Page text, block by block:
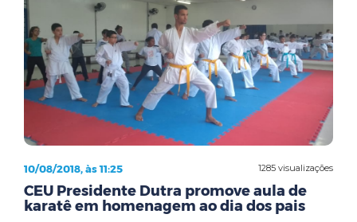
1285 visualizações
10/08/2018, às 11:25
CEU Presidente Dutra promove aula de
karatê em homenagem ao dia dos pais